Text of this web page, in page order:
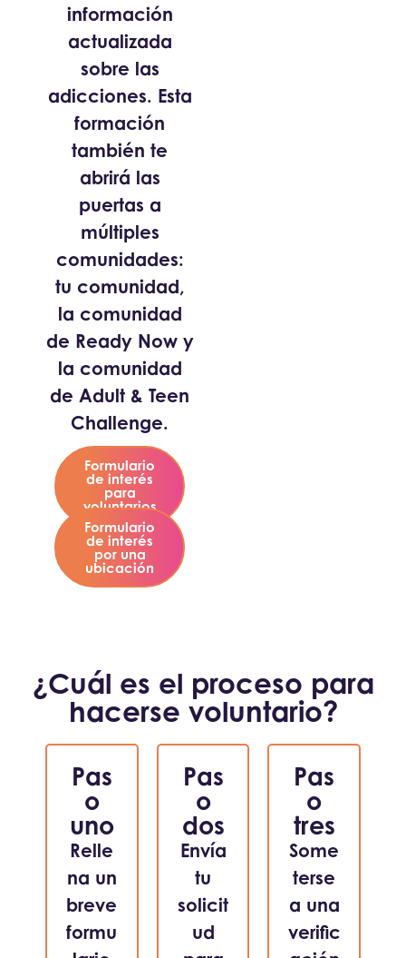
información
actualizada
sobre las
adicciones. Esta
formación
también te
abrirá las
puertas a
múltiples
comunidades:
tu comunidad,
la comunidad
de Ready Now y
la comunidad
de Adult & Teen
Challenge.
Formulario
de interés
para
voluntarios
Formulario
de interés
por una
ubicación
¿Cuál es el proceso para
hacerse voluntario?
Pas
o
uno
Relle
na un
breve
formu
Pas
o
dos
Envía
tu
solicit
ud
Pas
o
tres
Some
terse
a una
verific